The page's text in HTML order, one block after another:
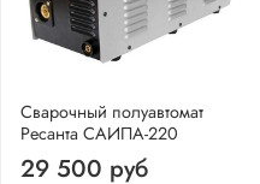
Сварочный полуавтомат
Ресанта САИПА-220
29 500 руб